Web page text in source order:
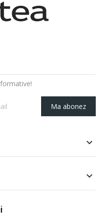
Ma abonez

